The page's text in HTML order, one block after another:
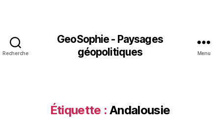
Recherche
GeoSophie - Paysages
géopolitiques
Menu
Étiquette : Andalousie